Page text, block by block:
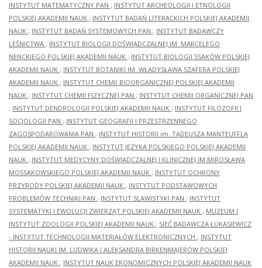
INSTYTUT MATEMATYCZNY PAN ; INSTYTUT ARCHEOLOGII I ETNOLOGII
POLSKIEJ AKADEMII NAUK ; INSTYTUT BADAŃ LITERACKICH POLSKIEJ AKADEMII
NAUK ; INSTYTUT BADAŃ SYSTEMOWYCH PAN ; INSTYTUT BADAWCZY
LEŚNICTWA ; INSTYTUT BIOLOGII DOŚWIADCZALNEJ IM. MARCELEGO
NENCKIEGO POLSKIEJ AKADEMII NAUK ; INSTYTUT BIOLOGII SSAKÓW POLSKIEJ
AKADEMII NAUK ; INSTYTUT BOTANIKI IM. WŁADYSŁAWA SZAFERA POLSKIEJ
AKADEMII NAUK ; INSTYTUT CHEMII BIOORGANICZNEJ POLSKIEJ AKADEMII
NAUK ; INSTYTUT CHEMII FIZYCZNEJ PAN ; INSTYTUT CHEMII ORGANICZNEJ PAN
; INSTYTUT DENDROLOGII POLSKIEJ AKADEMII NAUK ; INSTYTUT FILOZOFII I
SOCJOLOGII PAN ; INSTYTUT GEOGRAFII I PRZESTRZENNEGO
ZAGOSPODAROWANIA PAN ; INSTYTUT HISTORII im. TADEUSZA MANTEUFFLA
POLSKIEJ AKADEMII NAUK ; INSTYTUT JĘZYKA POLSKIEGO POLSKIEJ AKADEMII
NAUK ; INSTYTUT MEDYCYNY DOŚWIADCZALNEJ I KLINICZNEJ IM.MIROSŁAWA
MOSSAKOWSKIEGO POLSKIEJ AKADEMII NAUK ; INSTYTUT OCHRONY
PRZYRODY POLSKIEJ AKADEMII NAUK ; INSTYTUT PODSTAWOWYCH
PROBLEMÓW TECHNIKI PAN ; INSTYTUT SLAWISTYKI PAN ; INSTYTUT
SYSTEMATYKI I EWOLUCJI ZWIERZĄT POLSKIEJ AKADEMII NAUK ; MUZEUM I
INSTYTUT ZOOLOGII POLSKIEJ AKADEMII NAUK ; SIEĆ BADAWCZA ŁUKASIEWICZ
- INSTYTUT TECHNOLOGII MATERIAŁÓW ELEKTRONICZNYCH ; INSTYTUT
HISTORII NAUKI IM. LUDWIKA I ALEKSANDRA BIRKENMAJERÓW POLSKIEJ
AKADEMII NAUK ; INSTYTUT NAUK EKONOMICZNYCH POLSKIEJ AKADEMII NAUK